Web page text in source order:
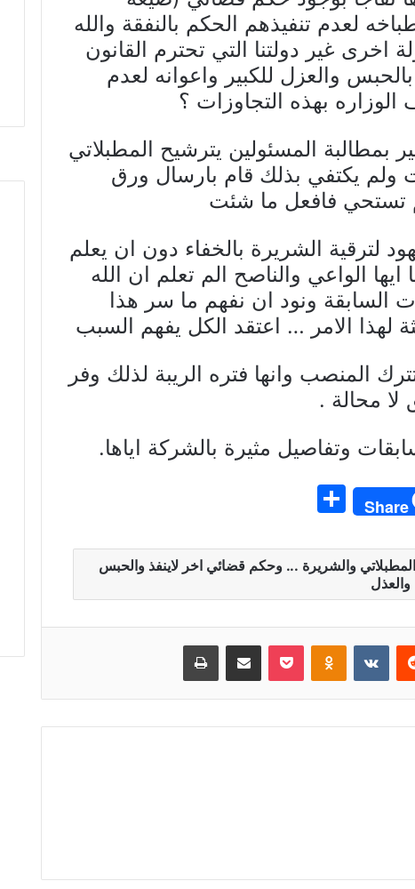
لعدم تنفيذهم الحكم بالنفقة والله
غير دولتنا التي تحترم القانون
والعزل للكبير واعوانه لعدم
بهذه التجاوزات ؟
بمطالبة المسئولين يترشيح المطبلاتي
يكتفي بذلك قام بارسال ورق
تستحي فافعل ما شئت
لترقية الشريرة بالخفاء دون ان يعلم
الواعي والناصح الم تعلم ان الله
السابقة ونود ان نفهم ما سر هذا
لهذا الامر … اعتقد الكل يفهم السبب
المنصب وانها فتره الريبة لذلك وفر
محالة .
وتفاصيل مثيرة بالشركة اياها.
Share
ar
e
والشريرة ... وحكم قضائي اخر لاينفذ والحبس
والعذل
Odnoklassniki
بوكيت مشاركة عبر البريد طباعة